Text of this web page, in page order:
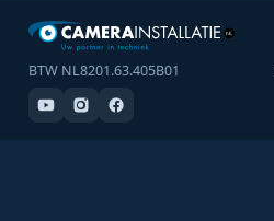
BTW NL8201.63.405B01